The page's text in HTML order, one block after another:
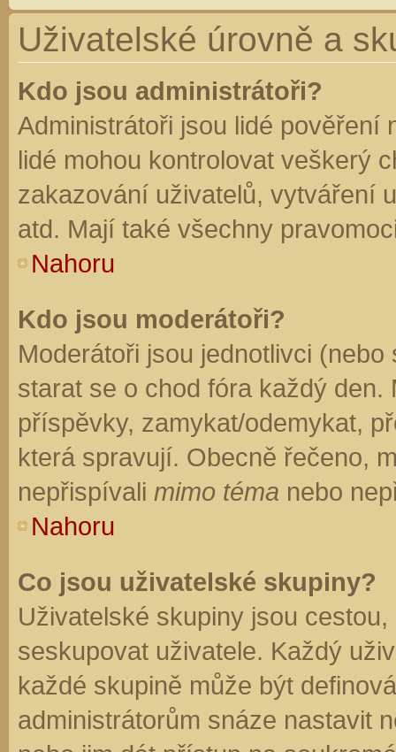
Uživatelské úrovně a
Kdo jsou administrátoři?
Administrátoři jsou lidé pověření
lidé mohou kontrolovat veškerý
zakazování uživatelů, vytváření
atd. Mají také všechny
Nahoru
Kdo jsou moderátoři?
Moderátoři jsou jednotlivci
starat se o chod fóra každý
příspěvky, zamykat/odemykat,
která spravují. Obecně řečeno,
nepřispívali mimo téma nebo
Nahoru
Co jsou uživatelské skupiny?
Uživatelské skupiny jsou
seskupovat uživatele. Každý
každé skupině může být
administrátorům snáze nastavit